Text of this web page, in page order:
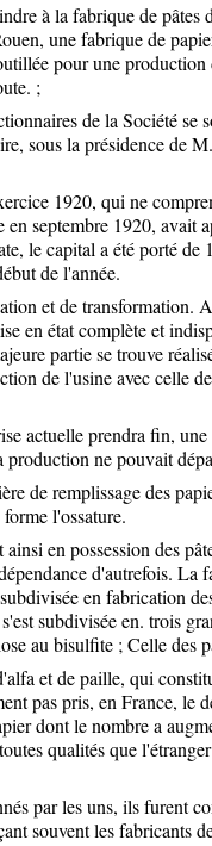
à la fabrique de pâtes
une fabrique de
pour une
;
de la Société se
sous la présidence de
1920, qui ne
septembre 1920, avait
le capital a été porté
de l'année.
et de transformation.
en état complète et
partie se trouve
de l'usine avec celle
actuelle prendra fin,
ne pouvait
de remplissage des
l'ossature.
en possession des
d'autrefois. La
en fabrication
subdivisée en. trois
au bisulfite ; Celle des
et de paille, qui
pas pris, en France, le
dont le nombre a
qualités que
par les uns, ils furent
souvent les fabricants